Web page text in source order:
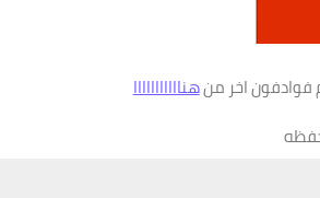
فوادفون اخر منهنااااااااااا